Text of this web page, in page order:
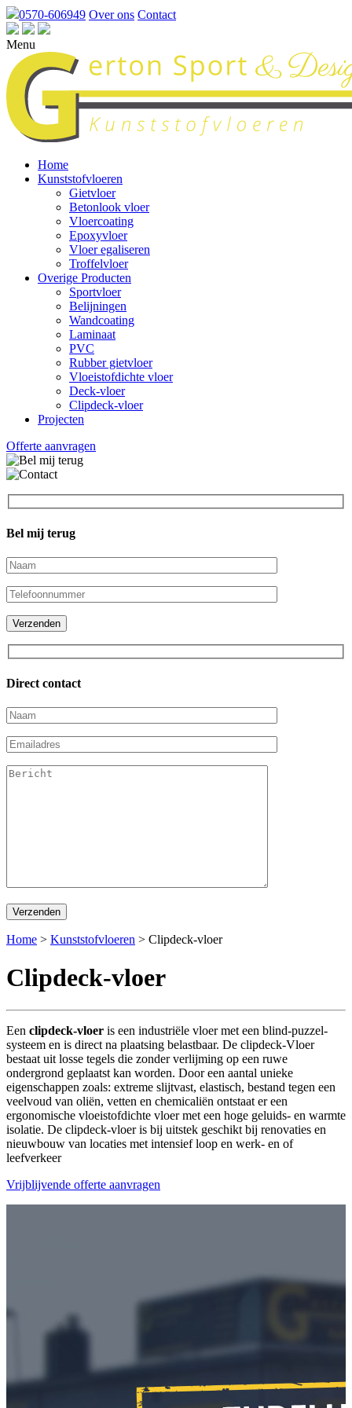
0570-606949 Over ons Contact
Menu
Home
Kunststofvloeren
Gietvloer
Betonlook vloer
Vloercoating
Epoxyvloer
Vloer egaliseren
Troffelvloer
Overige Producten
Sportvloer
Belijningen
Wandcoating
Laminaat
PVC
Rubber gietvloer
Vloeistofdichte vloer
Deck-vloer
Clipdeck-vloer
Projecten
Offerte aanvragen
Bel mij terug
Direct contact
Home > Kunststofvloeren > Clipdeck-vloer
Clipdeck-vloer
Een clipdeck-vloer is een industriële vloer met een blind-puzzel-
systeem en is direct na plaatsing belastbaar. De clipdeck-Vloer
bestaat uit losse tegels die zonder verlijming op een ruwe
ondergrond geplaatst kan worden. Door een aantal unieke
eigenschappen zoals: extreme slijtvast, elastisch, bestand tegen een
veelvoud van oliën, vetten en chemicaliën ontstaat er een
ergonomische vloeistofdichte vloer met een hoge geluids- en warmte
isolatie. De clipdeck-vloer is bij uitstek geschikt bij renovaties en
nieuwbouw van locaties met intensief loop en werk- en of
leefverkeer
Vrijblijvende offerte aanvragen